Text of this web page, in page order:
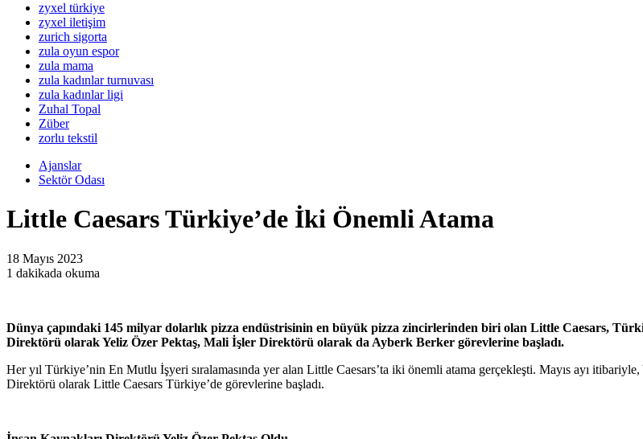
zyxel türkiye
zyxel iletişim
zurich sigorta
zula oyun espor
zula mama
zula kadınlar turnuvası
zula kadınlar ligi
Zuhal Topal
Züber
zorlu tekstil
Ajanslar
Sektör Odası
Little Caesars Türkiye’de İki Önemli Atama
18 Mayıs 2023
1 dakikada okuma
Dünya çapındaki 145 milyar dolarlık pizza endüstrisinin en büyük pizza zincirlerinden biri olan Little Caesars,
Direktörü olarak Yeliz Özer Pektaş, Mali İşler Direktörü olarak da Ayberk Berker görevlerine başladı.
Her yıl Türkiye’nin En Mutlu İşyeri sıralamasında yer alan Little Caesars’ta iki önemli atama gerçekleşti. Mayıs ayı
Direktörü olarak Little Caesars Türkiye’de görevlerine başladı.